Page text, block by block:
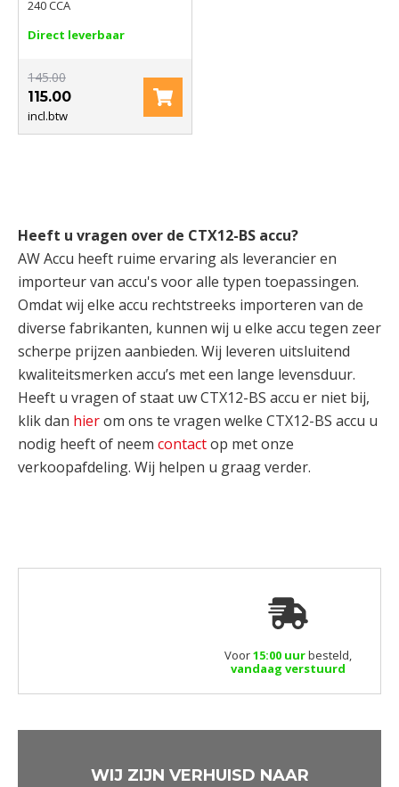
240 CCA
Direct leverbaar
145.00
115.00
incl.btw
Heeft u vragen over de CTX12-BS accu?
AW Accu heeft ruime ervaring als leverancier en
importeur van accu's voor alle typen toepassingen.
Omdat wij elke accu rechtstreeks importeren van de
diverse fabrikanten, kunnen wij u elke accu tegen zeer
scherpe prijzen aanbieden. Wij leveren uitsluitend
kwaliteitsmerken accu’s met een lange levensduur.
Heeft u vragen of staat uw CTX12-BS accu er niet bij,
klik dan hierom ons te vragen welke CTX12-BS accu u
nodig heeft of neem contactop met onze
verkoopafdeling. Wij helpen u graag verder.
Voor15:00 uurbesteld,
vandaag verstuurd
WIJ ZIJN VERHUISD NAAR